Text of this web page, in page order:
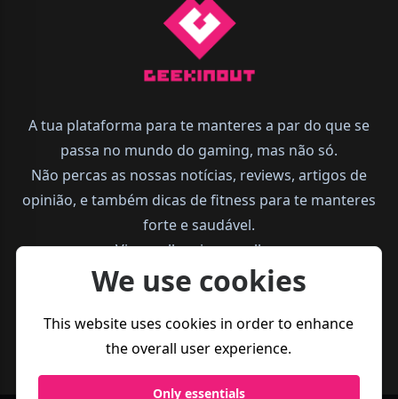
A tua plataforma para te manteres a par do que se
passa no mundo do gaming, mas não só.
Não percas as nossas notícias, reviews, artigos de
opinião, e também dicas de fitness para te manteres
forte e saudável.
Vive melhor, joga melhor.
We use cookies
This website uses cookies in order to enhance
the overall user experience.
Only essentials